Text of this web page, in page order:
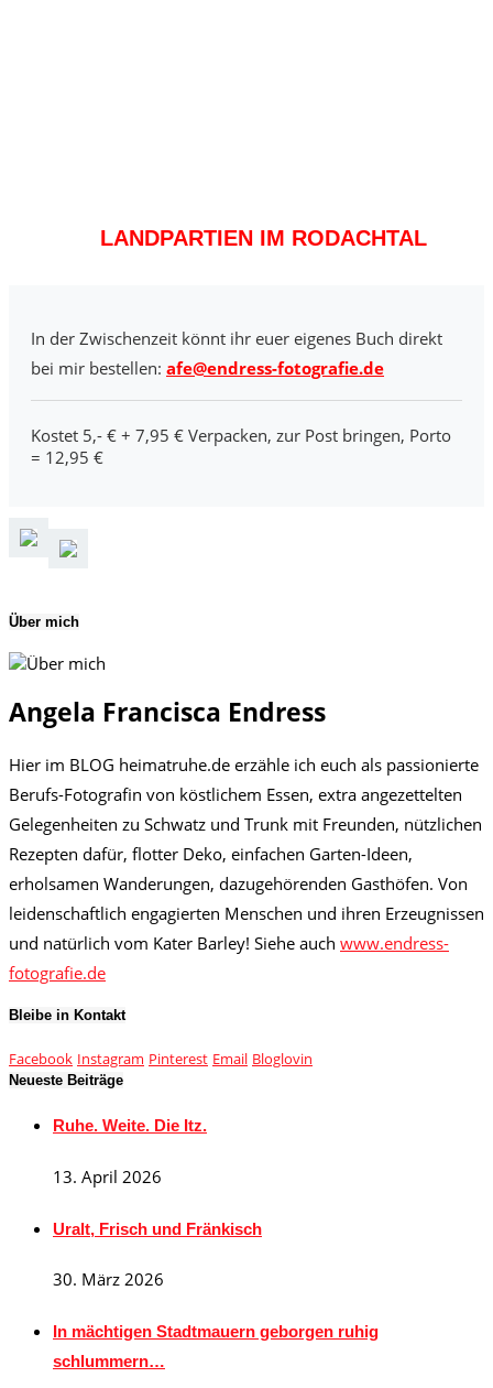
LANDPARTIEN IM RODACHTAL
In der Zwischenzeit könnt ihr euer eigenes Buch direkt
bei mir bestellen: afe@endress-fotografie.de
Kostet 5,- € + 7,95 € Verpacken, zur Post bringen, Porto
= 12,95 €
Über mich
Angela Francisca Endress
Hier im BLOG heimatruhe.de erzähle ich euch als passionierte
Berufs-Fotografin von köstlichem Essen, extra angezettelten
Gelegenheiten zu Schwatz und Trunk mit Freunden, nützlichen
Rezepten dafür, flotter Deko, einfachen Garten-Ideen,
erholsamen Wanderungen, dazugehörenden Gasthöfen. Von
leidenschaftlich engagierten Menschen und ihren Erzeugnissen
und natürlich vom Kater Barley! Siehe auch www.endress-
fotografie.de
Bleibe in Kontakt
Facebook Instagram Pinterest Email Bloglovin
Neueste Beiträge
Ruhe. Weite. Die Itz.
13. April 2026
Uralt, Frisch und Fränkisch
30. März 2026
In mächtigen Stadtmauern geborgen ruhig
schlummern…